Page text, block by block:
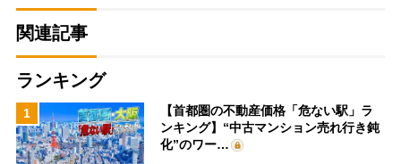
関連記事
ランキング
1
【首都圏の不動産価格「危ない駅」ラ
ンキング】“中古マンション売れ行き鈍
化”のワー…